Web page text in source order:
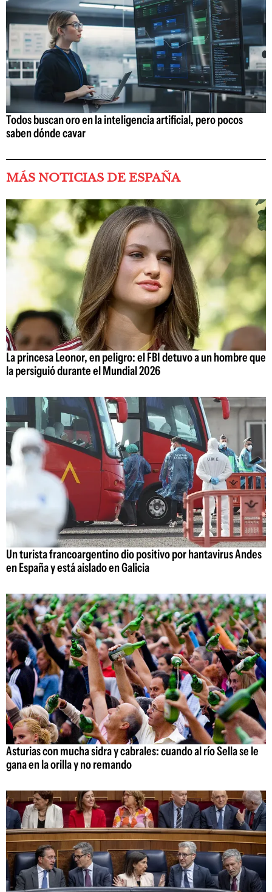
Todos buscan oro en la inteligencia artificial, pero pocos
saben dónde cavar
MÁS NOTICIAS DE ESPAÑA
La princesa Leonor, en peligro: el FBI detuvo a un hombre que
la persiguió durante el Mundial 2026
Un turista francoargentino dio positivo por hantavirus Andes
en España y está aislado en Galicia
Asturias con mucha sidra y cabrales: cuando al río Sella se le
gana en la orilla y no remando